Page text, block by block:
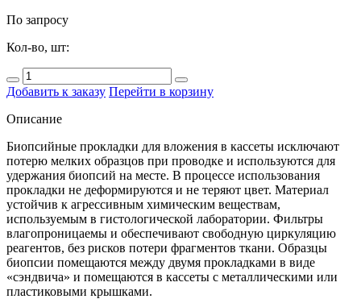
По запросу
Кол-во, шт:
Добавить к заказу Перейти в корзину
Описание
Биопсийные прокладки для вложения в кассеты исключают
потерю мелких образцов при проводке и используются для
удержания биопсий на месте. В процессе использования
прокладки не деформируются и не теряют цвет. Материал
устойчив к агрессивным химическим веществам,
используемым в гистологической лаборатории. Фильтры
влагопроницаемы и обеспечивают свободную циркуляцию
реагентов, без рисков потери фрагментов ткани. Образцы
биопсии помещаются между двумя прокладками в виде
«сэндвича» и помещаются в кассеты с металлическими или
пластиковыми крышками.